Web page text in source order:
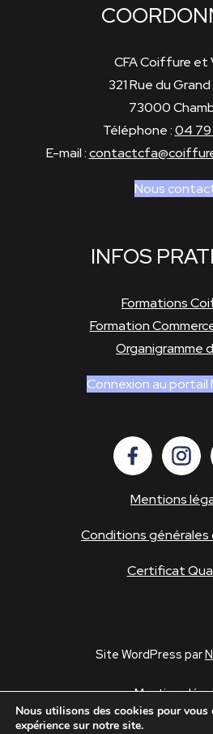
Nous utilisons des cookies pour
expérience sur notre site.
CFA Coiffure et
321 Rue du
73000
Téléphone :04 79
E-mail :
Nous
INFOS
Formations
Formation
Organigramme
Connexion au portail
Mentions
Conditions générales
Certificat
Site WordPress par
Mentions
Conditions générales